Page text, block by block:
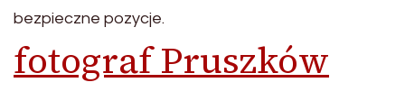
bezpieczne pozycje.
fotograf Pruszków